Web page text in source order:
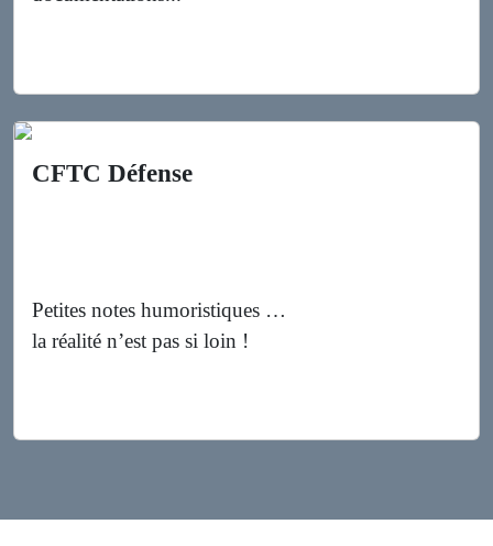
CFTC Défense
Petites notes humoristiques …
la réalité n’est pas si loin !